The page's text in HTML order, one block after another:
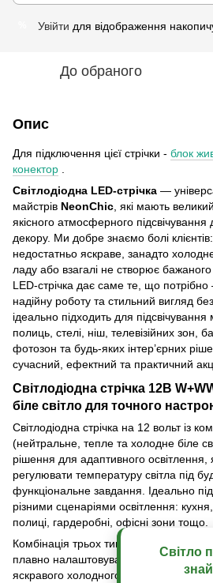
Увійти для відображення
До обраного
Опис
Для підключення цієї стрічки - блок
конектор
Світлодіодна LED-стрічка —
майстрів NeonСhіс , які мають
якісного атмосферного підсвічування
декору. Ми добре знаємо болі
недостатньо яскраве, занадто
ладу або взагалі не створює
LED-стрічка дає саме те, що потрібно
надійну роботу та стильний вигляд
ідеально підходить для підсвічування
полиць, стелі, ніш, телевізійних зон,
фотозон та будь-яких інтер’єрних
сучасний, ефектний та практичний
Світлодіодна стрічка 12В
біле світло для точного
Світлодіодна стрічка на 12 вольт із
(нейтральне, тепле та холодне біле
рішення для адаптивного освітлення,
регулювати температуру світла під
функціональне завдання. Ідеально
різними сценаріями освітлення:
полиці, гардеробні, офісні зони тощо.
Комбінація трьох типів білого світла в
плавно налаштовувати тон освітлення:
яскравого холодного. Стрічка працює
Світло